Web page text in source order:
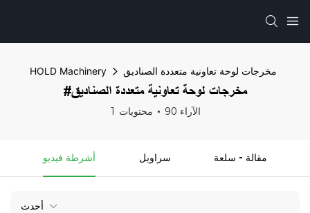
HOLD Machinery مخرجات لوحة تعاونية متعددة الصناديق
#مخرجات لوحة تعاونية متعددة الصناديق
1 محتويات 90 الآراء
أشرطة فيديو سراويل مقالة - سلعة
أحدث